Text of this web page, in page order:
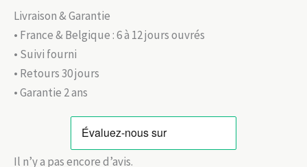
Livraison & Garantie
• France & Belgique : 6 à 12 jours ouvrés
• Suivi fourni
• Retours 30 jours
• Garantie 2 ans
Il n’y a pas encore d’avis.